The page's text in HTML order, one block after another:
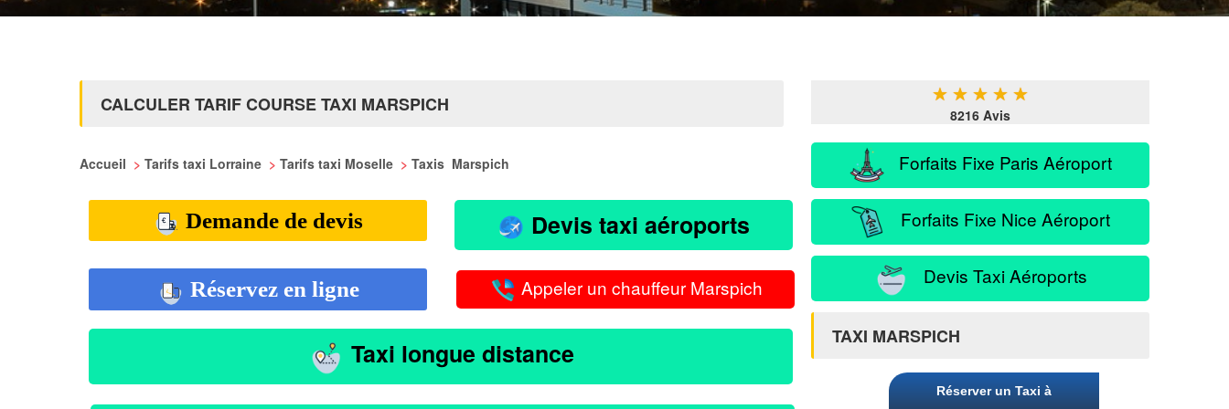
CALCULER TARIF COURSE TAXI MARSPICH
Accueil > Tarifs taxi Lorraine > Tarifs taxi Moselle > Taxis Marspich
Demande de devis Devis taxi aéroports
Réservez en ligne Appeler un chauffeur Marspich
Taxi longue distance
★ ★ ★ ★ ★
8216 Avis
Forfaits Fixe Paris Aéroport
Forfaits Fixe Nice Aéroport
Devis Taxi Aéroports
TAXI MARSPICH
Réserver un Taxi à